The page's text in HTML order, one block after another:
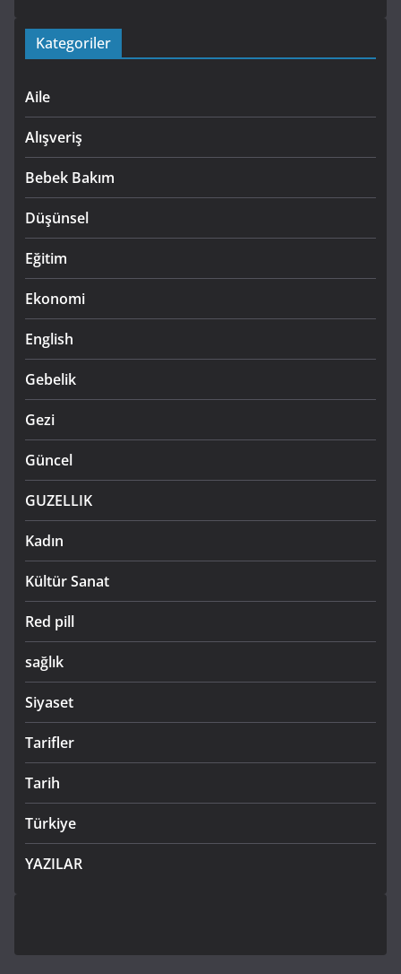
Kategoriler
Aile
Alışveriş
Bebek Bakım
Düşünsel
Eğitim
Ekonomi
English
Gebelik
Gezi
Güncel
GUZELLIK
Kadın
Kültür Sanat
Red pill
sağlık
Siyaset
Tarifler
Tarih
Türkiye
YAZILAR